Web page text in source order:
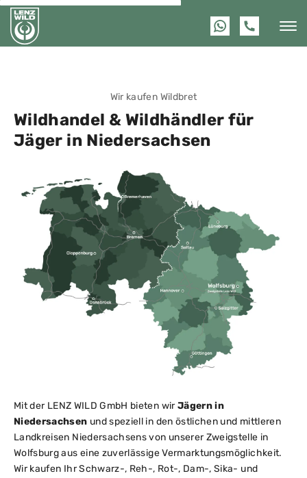
zum
Wir kaufen Wildbret
Wildhandel & Wildhändler für
Jäger in Niedersachsen
Mit der LENZ WILD GmbH bieten wirJägern in
Niedersachsen und speziell in den östlichen und mittleren
Landkreisen Niedersachsens von unserer Zweigstelle in
Wolfsburg aus eine zuverlässige Vermarktungsmöglichkeit.
Wir kaufen Ihr Schwarz-, Reh-, Rot-, Dam-, Sika- und